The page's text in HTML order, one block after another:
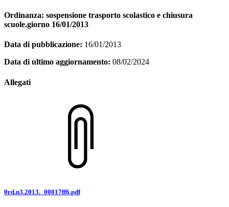
Ordinanza: sospensione trasporto scolastico e chiusura
scuole.giorno 16/01/2013
Data di pubblicazione: 16/01/2013
Data di ultimo aggiornamento: 08/02/2024
Allegati
0rd.n3.2013._00017ff6.pdf